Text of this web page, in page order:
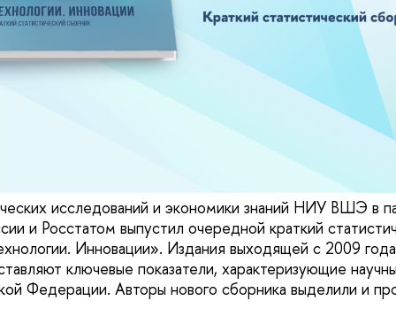
исследований и экономики знаний НИУ ВШЭ в
и Росстатом выпустил очередной краткий
Инновации». Издания выходящей с 2009
ключевые показатели, характеризующие
Федерации. Авторы нового сборника выделили и